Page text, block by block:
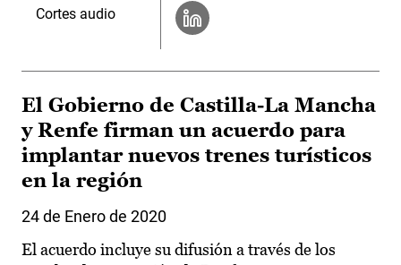
Cortes audio
El Gobierno de Castilla-La Mancha
y Renfe firman un acuerdo para
implantar nuevos trenes turísticos
en la región
24 de Enero de 2020
El acuerdo incluye su difusión a través de los